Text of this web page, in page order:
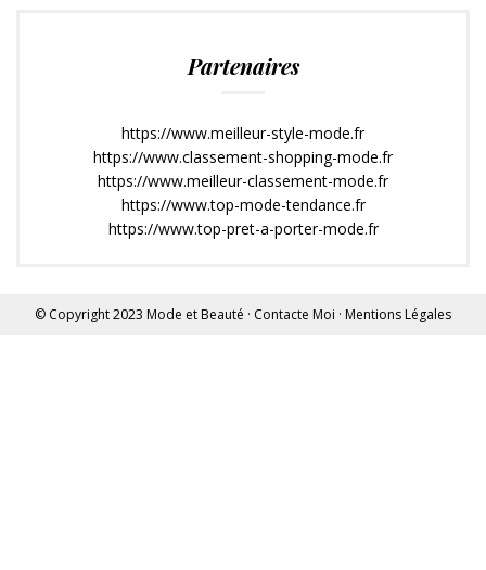
Partenaires
https://www.meilleur-style-mode.fr
https://www.classement-shopping-mode.fr
https://www.meilleur-classement-mode.fr
https://www.top-mode-tendance.fr
https://www.top-pret-a-porter-mode.fr
© Copyright 2023 Mode et Beauté · Contacte Moi · Mentions Légales